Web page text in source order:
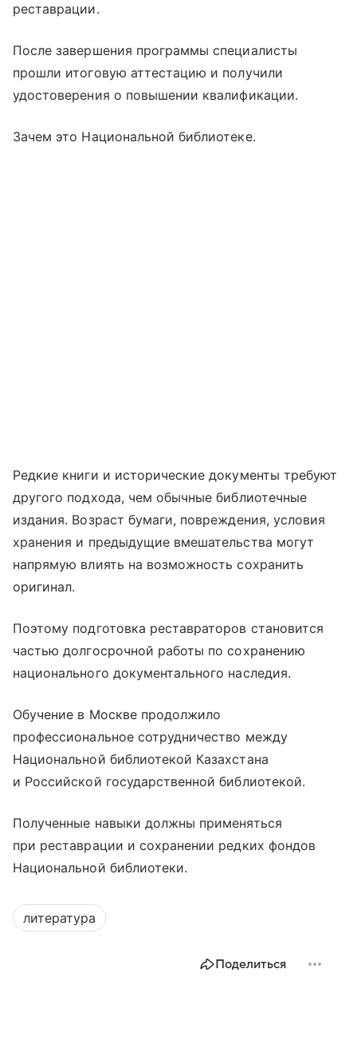
реставрации.
После завершения программы специалисты
прошли итоговую аттестацию и получили
удостоверения о повышении квалификации.
Зачем это Национальной библиотеке.
Редкие книги и исторические документы требуют
другого подхода, чем обычные библиотечные
издания. Возраст бумаги, повреждения, условия
хранения и предыдущие вмешательства могут
напрямую влиять на возможность сохранить
оригинал.
Поэтому подготовка реставраторов становится
частью долгосрочной работы по сохранению
национального документального наследия.
Обучение в Москве продолжило
профессиональное сотрудничество между
Национальной библиотекой Казахстана
и Российской государственной библиотекой.
Полученные навыки должны применяться
при реставрации и сохранении редких фондов
Национальной библиотеки.
литература
Поделиться